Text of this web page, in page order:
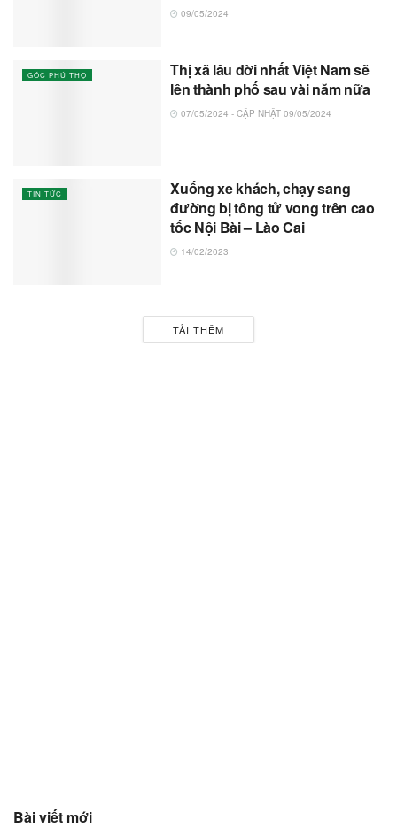
09/05/2024
GÓC PHÚ THỌ
Thị xã lâu đời nhất Việt Nam sẽ
lên thành phố sau vài năm nữa
07/05/2024 - CẬP NHẬT 09/05/2024
TIN TỨC
Xuống xe khách, chạy sang
đường bị tông tử vong trên cao
tốc Nội Bài – Lào Cai
14/02/2023
TẢI THÊM
Bài viết mới